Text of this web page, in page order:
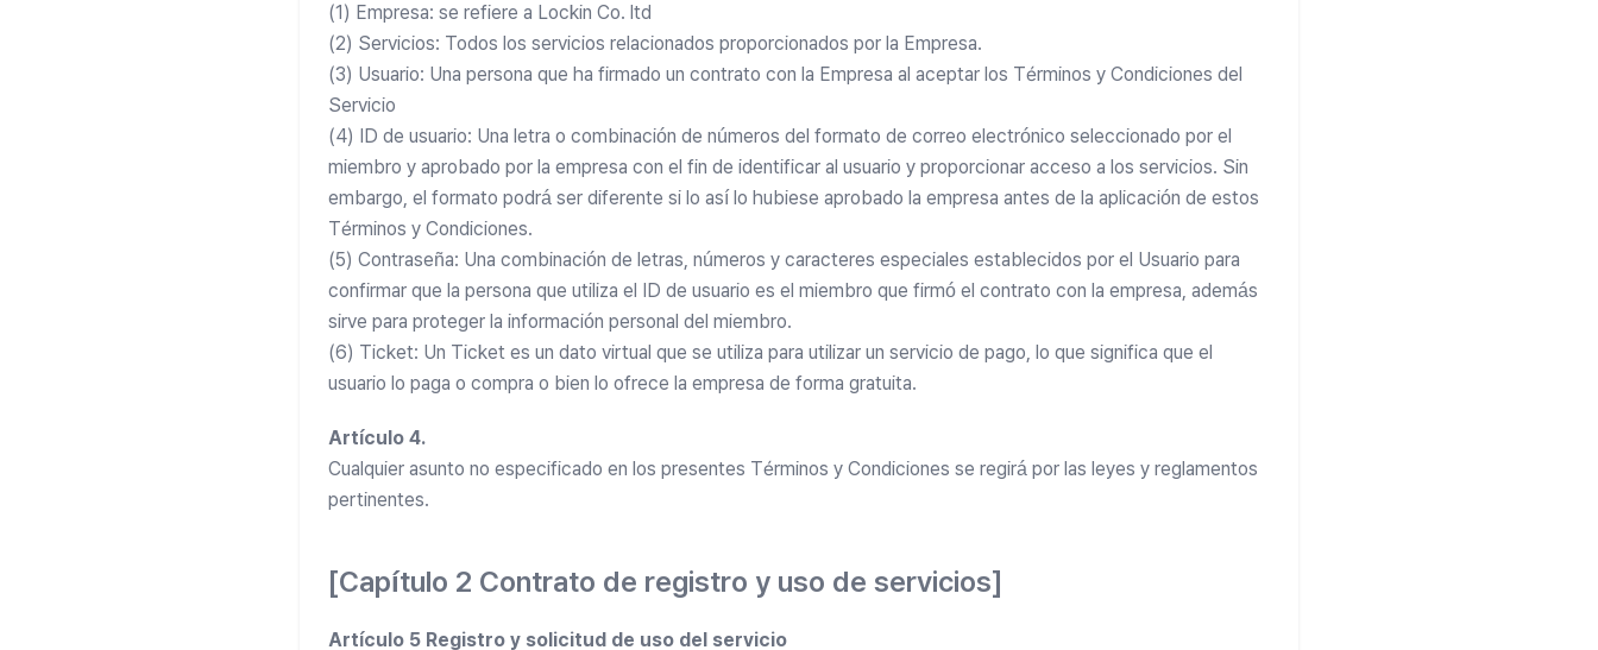
(1) Empresa: se refiere a Lockin Co. ltd
(2) Servicios: Todos los servicios relacionados proporcionados por la Empresa.
(3) Usuario: Una persona que ha firmado un contrato con la Empresa al aceptar los Términos y Condiciones del
Servicio
(4) ID de usuario: Una letra o combinación de números del formato de correo electrónico seleccionado por el
miembro y aprobado por la empresa con el fin de identificar al usuario y proporcionar acceso a los servicios. Sin
embargo, el formato podrá ser diferente si lo así lo hubiese aprobado la empresa antes de la aplicación de estos
Términos y Condiciones.
(5) Contraseña: Una combinación de letras, números y caracteres especiales establecidos por el Usuario para
confirmar que la persona que utiliza el ID de usuario es el miembro que firmó el contrato con la empresa, además
sirve para proteger la información personal del miembro.
(6) Ticket: Un Ticket es un dato virtual que se utiliza para utilizar un servicio de pago, lo que significa que el
usuario lo paga o compra o bien lo ofrece la empresa de forma gratuita.
Artículo 4.
Cualquier asunto no especificado en los presentes Términos y Condiciones se regirá por las leyes y reglamentos
pertinentes.
[Capítulo 2 Contrato de registro y uso de servicios]
Artículo 5 Registro y solicitud de uso del servicio